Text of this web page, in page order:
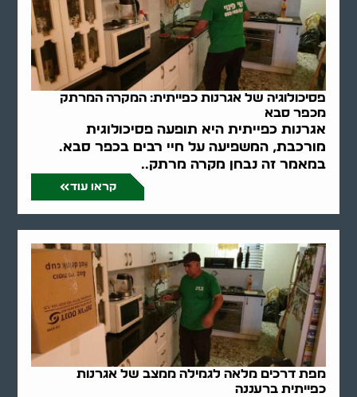
פסיכולוגיה של אגרנות כפייתית: המקרה המרתק
מכפר סבא
אגרנות כפייתית היא תופעה פסיכולוגית
מורכבת, המשפיעה על חיי רבים בכפר סבא.
במאמר זה נבחן מקרה מרתק..
קראו עוד
מפת דרכים מלאה לגמילה ממצב של אגרנות
כפייתית ברעננה